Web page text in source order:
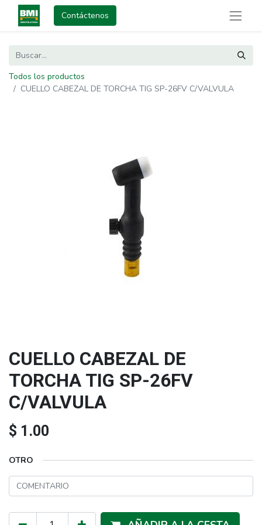
Contáctenos
Todos los productos
CUELLO CABEZAL DE TORCHA TIG SP-26FV C/VALVULA
CUELLO CABEZAL DE
TORCHA TIG SP-26FV
C/VALVULA
$ 1.00
OTRO